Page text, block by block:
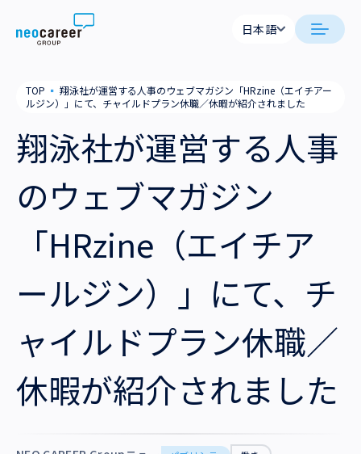
Skip to content
neocareer について
私たちの考え方
就労支援
役員一覧
拠点一覧
グループ会社
採用情報
日本語
English
TOP ▪ 翔泳社が運営する人事のウェブマガジン「HRzine（エイチアー
ルジン）」にて、チャイルドプラン休職／休暇が紹介されました
翔泳社が運営する人事
のウェブマガジン
「HRzine（エイチア
ールジン）」にて、チ
ャイルドプラン休職／
休暇が紹介されました